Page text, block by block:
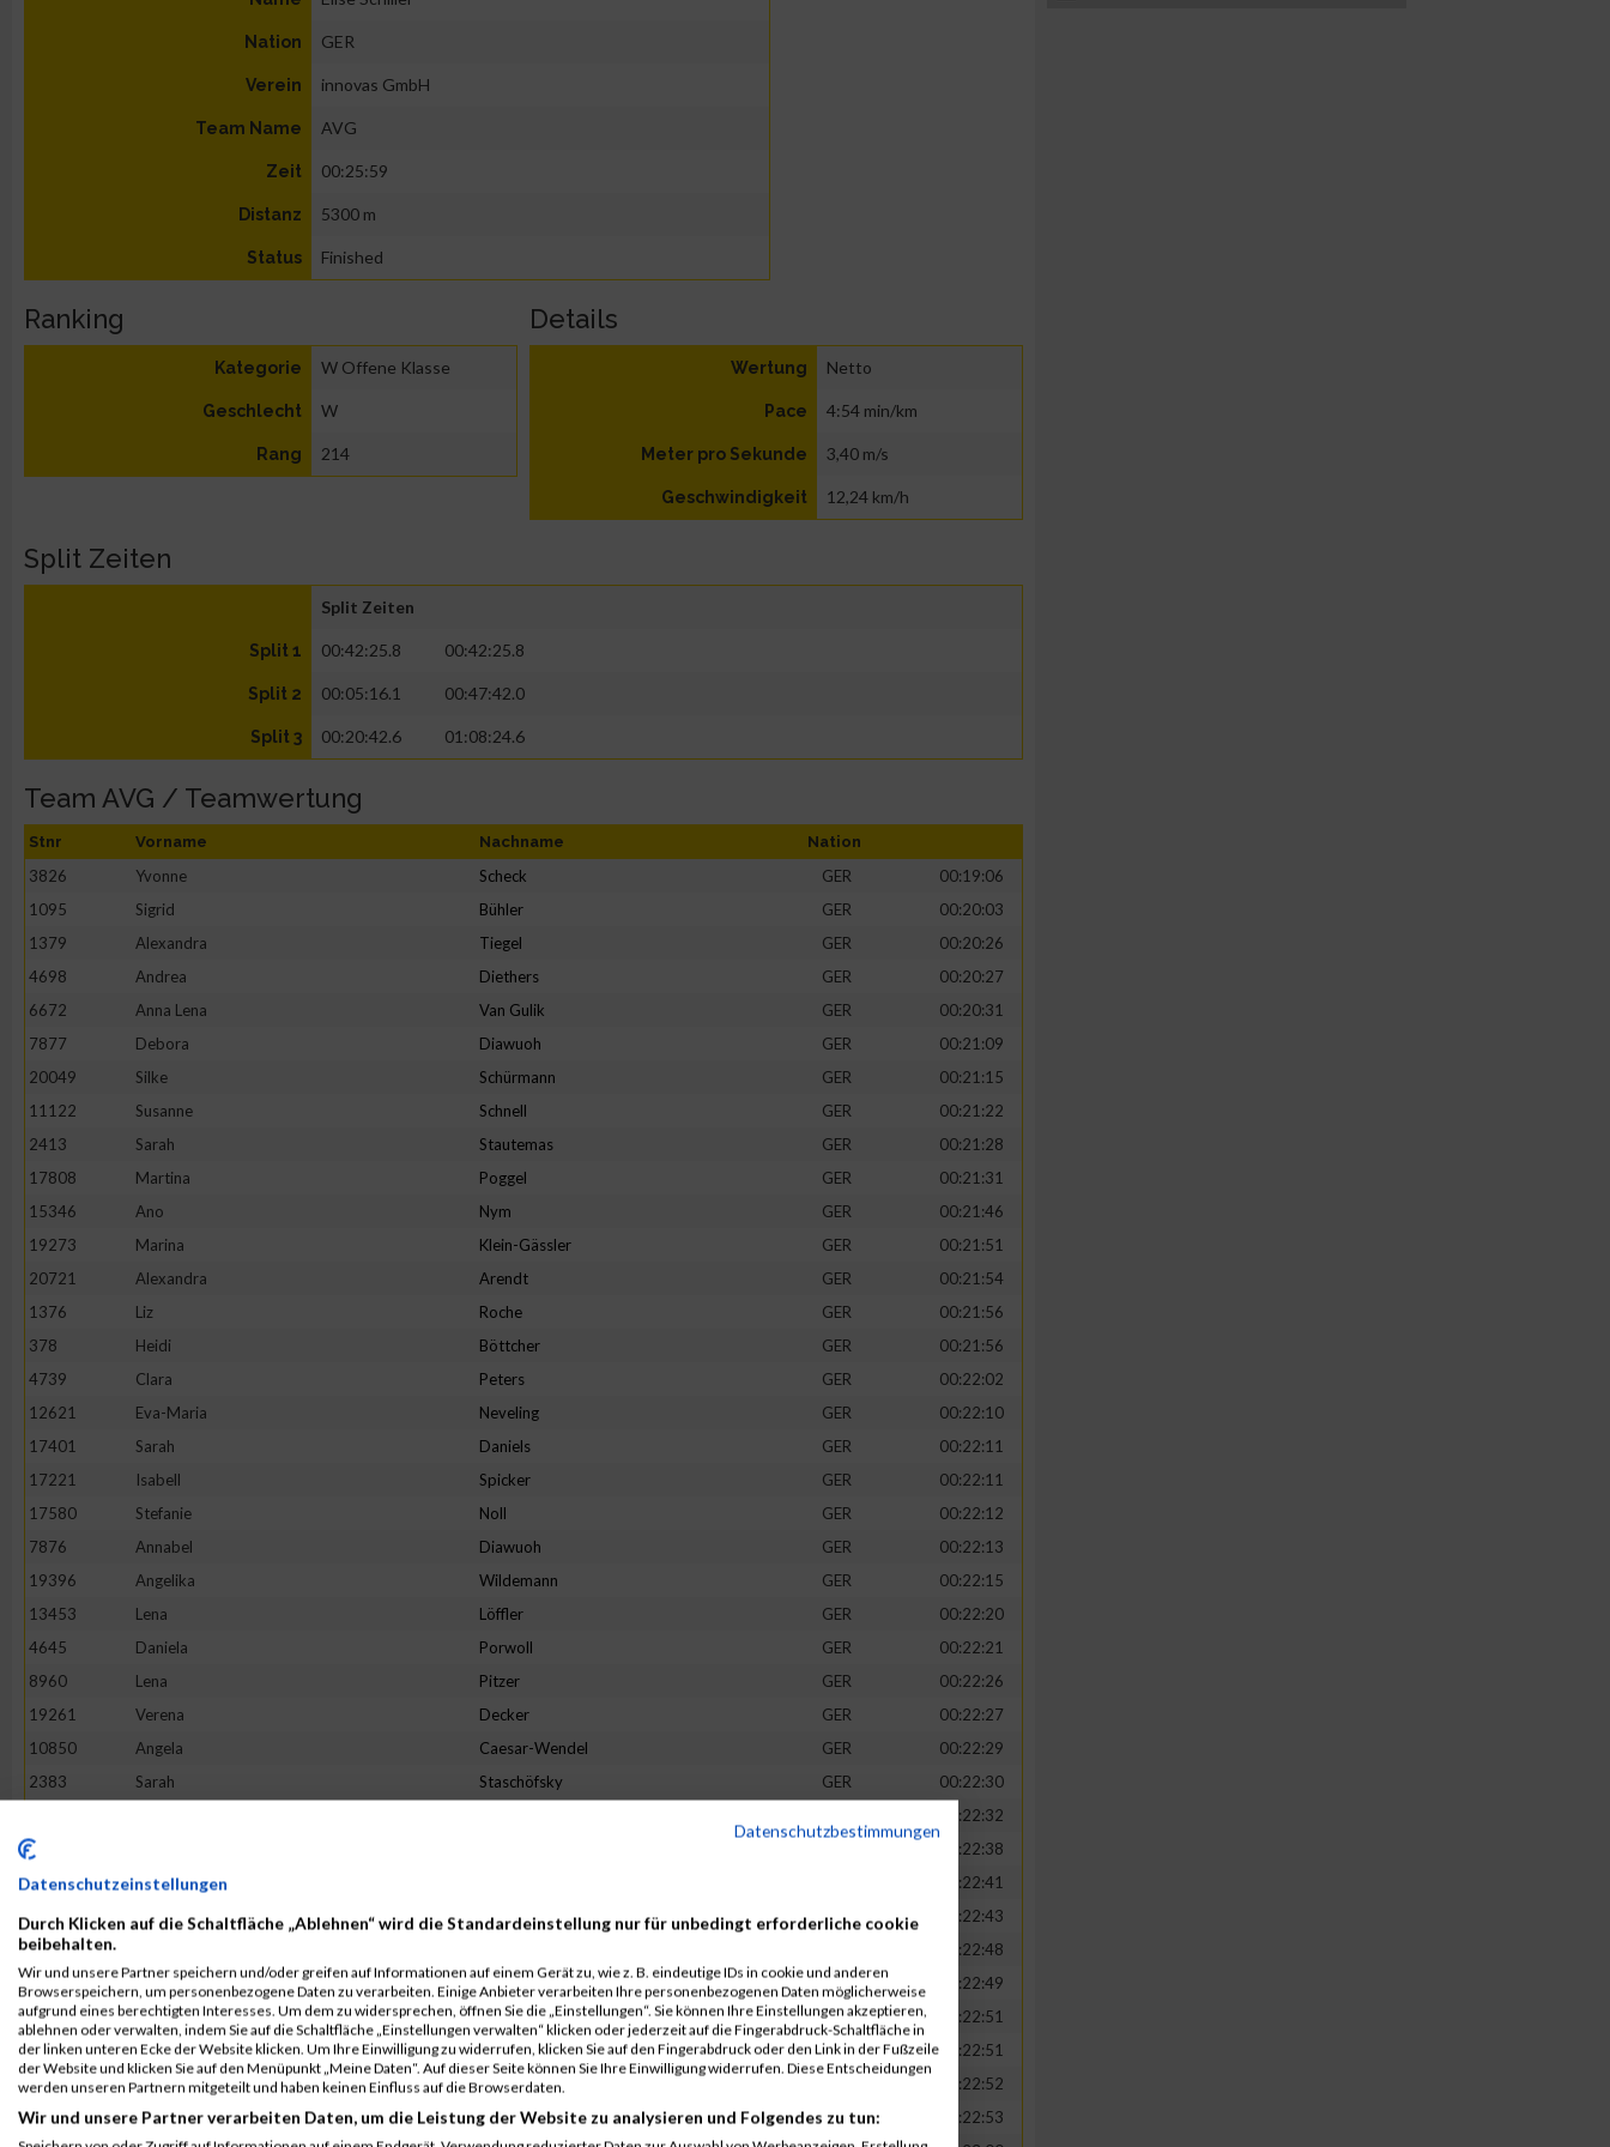
Nation GER
Verein innovas GmbH
Team Name AVG
Zeit 00:25:59
Distanz 5300 m
Status Finished
Ranking
Kategorie W Offene Klasse
Geschlecht W
Rang 214
Details
Wertung Netto
Pace 4:54 min/km
Meter pro Sekunde 3,40 m/s
Geschwindigkeit 12,24 km/h
Split Zeiten
Split Zeiten
Split 1 00:42:25.8 00:42:25.8
Split 2 00:05:16.1 00:47:42.0
Split 3 00:20:42.6 01:08:24.6
Team AVG / Teamwertung
Stnr Vorname Nachname Nation
3826 Yvonne Scheck GER
00:19:06
1095
Sigrid Bühler GER
00:20:03
1379
Alexandra Tiegel GER
00:20:26
4698
Andrea Diethers GER
00:20:27
6672
Anna Lena Van Gulik GER
00:20:31
7877
Debora Diawuoh GER
00:21:09
20049
Silke Schürmann GER
00:21:15
11122
Susanne Schnell GER
00:21:22
2413
Sarah Stautemas GER
00:21:28
17808
Martina Poggel GER
00:21:31
15346
Ano Nym GER
00:21:46
19273
Marina Klein-Gässler GER
00:21:51
20721
Alexandra Arendt GER
00:21:54
1376
Liz Roche GER
00:21:56
378
Heidi Böttcher GER
00:21:56
4739
Clara Peters GER
00:22:02
12621
Eva-Maria Neveling GER
00:22:10
17401
Sarah Daniels GER
00:22:11
17221
Isabell Spicker GER
00:22:11
17580
Stefanie Noll GER
00:22:12
7876
Annabel Diawuoh GER
00:22:13
19396
Angelika Wildemann GER
00:22:15
13453
Lena Löffler GER
00:22:20
4645
Daniela Porwoll GER
00:22:21
8960
Lena Pitzer GER
00:22:26
19261
Verena Decker GER
00:22:27
10850
Angela Caesar-Wendel GER
00:22:29
2383
Sarah Staschöfsky GER
00:22:30
00:22:32
10079
00:22:38
18862
Tineke
00:22:41
18205
Sandra Hermann GER
00:22:43
3475
00:22:48
16268
Lotte Lehmbruck GER
00:22:49
5049
Sabine Eim GER
00:22:51
7653
Franziska Flügge GER
00:22:51
1380
Jeanne Li Voß
00:22:52
6002
Julia Halberstadt GER
00:22:53
Datenschutzbestimmungen
Datenschutzeinstellungen
Durch Klicken auf die Schaltfläche „Ablehnen“ wird die Standardeinstellung nur für unbedingt erforderliche cookie
beibehalten.
Wir und unsere Partner speichern und/oder greifen auf Informationen auf einem Gerät zu, wie z. B. eindeutige IDs in cookie und anderen
Browserspeichern, um personenbezogene Daten zu verarbeiten. Einige Anbieter verarbeiten Ihre personenbezogenen Daten möglicherweise
aufgrund eines berechtigten Interesses. Um dem zu widersprechen, öffnen Sie die „Einstellungen“. Sie können Ihre Einstellungen akzeptieren,
ablehnen oder verwalten, indem Sie auf die Schaltfläche „Einstellungen verwalten“ klicken oder jederzeit auf die Fingerabdruck-Schaltfläche in
der linken unteren Ecke der Website klicken. Um Ihre Einwilligung zu widerrufen, klicken Sie auf den Fingerabdruck oder den Link in der Fußzeile
der Website und klicken Sie auf den Menüpunkt „Meine Daten“. Auf dieser Seite können Sie Ihre Einwilligung widerrufen. Diese Entscheidungen
werden unseren Partnern mitgeteilt und haben keinen Einfluss auf die Browserdaten.
Wir und unsere Partner verarbeiten Daten, um die Leistung der Website zu analysieren und Folgendes zu tun: